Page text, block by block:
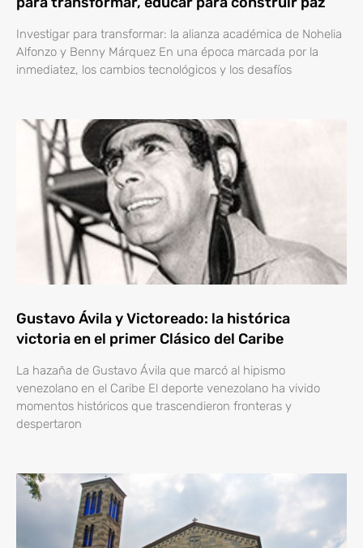
Investigar para transformar: la alianza académica de Nohelia
Alfonzo y Benny Márquez En una época marcada por la
inmediatez, los cambios tecnológicos y los desafíos
Gustavo Ávila y Victoreado: la histórica
victoria en el primer Clásico del Caribe
La hazaña de Gustavo Ávila que marcó al hipismo
venezolano en el Caribe El deporte venezolano ha vivido
momentos históricos que trascendieron fronteras y
despertaron